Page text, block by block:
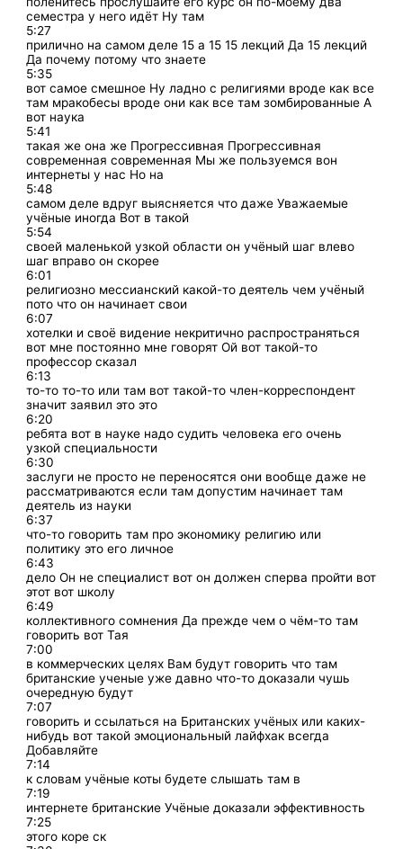
семестра у него идёт Ну там
5:27
прилично на самом деле 15 а 15 15 лекций Да 15 лекций
Да почему потому что знаете
5:35
вот самое смешное Ну ладно с религиями вроде как все
там мракобесы вроде они как все там зомбированные А
вот наука
5:41
такая же она же Прогрессивная Прогрессивная
современная современная Мы же пользуемся вон
интернеты у нас Но на
5:48
самом деле вдруг выясняется что даже Уважаемые
учёные иногда Вот в такой
5:54
своей маленькой узкой области он учёный шаг влево
шаг вправо он скорее
6:01
религиозно мессианский какой-то деятель чем учёный
пото что он начинает свои
6:07
хотелки и своё видение некритично распространяться
вот мне постоянно мне говорят Ой вот такой-то
профессор сказал
6:13
то-то то-то или там вот такой-то член-корреспондент
значит заявил это это
6:20
ребята вот в науке надо судить человека его очень
узкой специальности
6:30
заслуги не просто не переносятся они вообще даже не
рассматриваются если там допустим начинает там
деятель из науки
6:37
что-то говорить там про экономику религию или
политику это его личное
6:43
дело Он не специалист вот он должен сперва пройти вот
этот вот школу
6:49
коллективного сомнения Да прежде чем о чём-то там
говорить вот Тая
7:00
в коммерческих целях Вам будут говорить что там
британские ученые уже давно что-то доказали чушь
очередную будут
7:07
говорить и ссылаться на Британских учёных или каких-
нибудь вот такой эмоциональный лайфхак всегда
Добавляйте
7:14
к словам учёные коты будете слышать там в
7:19
интернете британские Учёные доказали эффективность
7:25
этого коре ск